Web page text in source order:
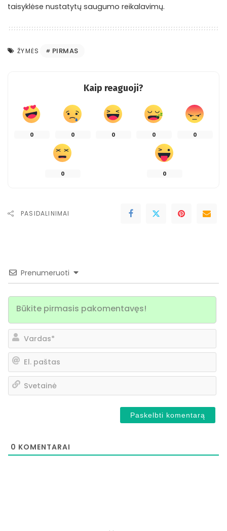
taisyklėse nustatytų saugumo reikalavimų.
ŽYMĖS PIRMAS
Kaip reaguoji?
0 0 0 0 0
0 0
PASIDALINIMAI
Prenumeruoti
0 KOMENTARAI